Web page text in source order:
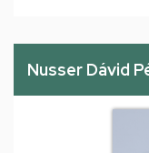
Nusser Dávid